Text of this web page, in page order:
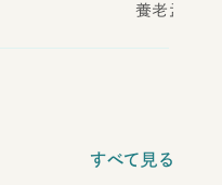
養老孟司／
すべて見る